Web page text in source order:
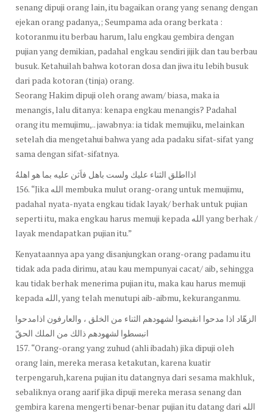
senang dipuji orang lain, itu bagaikan orang yang senang dengan
ejekan orang padanya,; Seumpama ada orang berkata :
kotoranmu itu berbau harum, lalu engkau gembira dengan
pujian yang demikian, padahal engkau sendiri jijik dan tau berbau
busuk. Ketahuilah bahwa kotoran dosa dan jiwa itu lebih busuk
dari pada kotoran (tinja) orang.
Seorang Hakim dipuji oleh orang awam/ biasa, maka ia
menangis, lalu ditanya: kenapa engkau menangis? Padahal
orang itu memujimu,.. jawabnya: ia tidak memujiku, melainkan
setelah dia mengetahui bahwa yang ada padaku sifat-sifat yang
sama dengan sifat-sifatnya.
اذااطلق الثناء عليك ولست باهل فاَثن عليه بما هو اهلهُ
156. “Jika الله membuka mulut orang-orang untuk memujimu,
padahal nyata-nyata engkau tidak layak/ berhak untuk pujian
seperti itu, maka engkau harus memuji kepada الله yang berhak /
layak mendapatkan pujian itu.”
Kenyataannya apa yang disanjungkan orang-orang padamu itu
tidak ada pada dirimu, atau kau mempunyai cacat/ aib, sehingga
kau tidak berhak menerima pujian itu, maka kau harus memuji
kepada الله, yang telah menutupi aib-aibmu, kekuranganmu.
الزهّاد اذا مدحوا انقبضوا لشهودهم الثناء من الخلق ، والعارفون اذامدحوا
انبسطوا لشهودهم ذالك من الملك الحقّ
157. “Orang-orang yang zuhud (ahli ibadah) jika dipuji oleh
orang lain, mereka merasa ketakutan, karena kuatir
terpengaruh,karena pujian itu datangnya dari sesama makhluk,
sebaliknya orang aarif jika dipuji mereka merasa senang dan
gembira karena mengerti benar-benar pujian itu datang dari الله